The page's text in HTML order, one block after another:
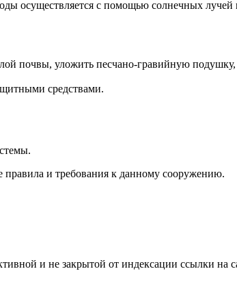
осуществляется с помощью солнечных
почвы, уложить песчано-гравийную подушку,
средствами.
и требования к данному сооружению.
и не закрытой от индексации ссылки на